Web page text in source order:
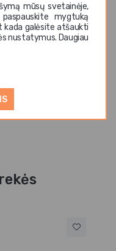
mūsų svetainėje,
mygtuką
kada galėsite atšaukti
nustatymus. Daugiau
ir atsparumu
šaltiems
užtepėlėms,
Veidrodinio
elegancijos
sektoriuje, tiek